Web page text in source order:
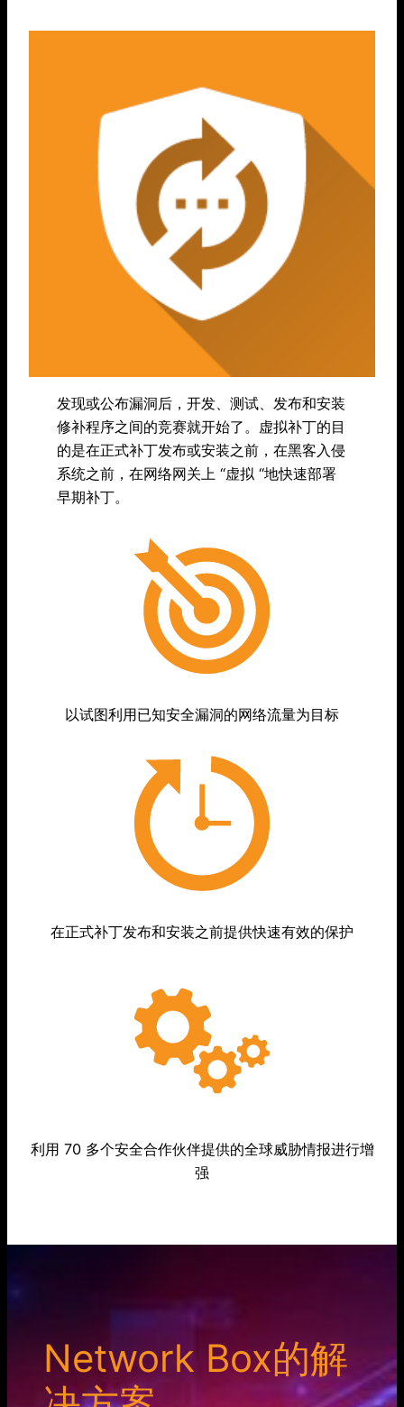
发现或公布漏洞后，开发、测试、发布和安装
修补程序之间的竞赛就开始了。虚拟补丁的目
的是在正式补丁发布或安装之前，在黑客入侵
系统之前，在网络网关上 “虚拟 “地快速部署
早期补丁。
以试图利用已知安全漏洞的网络流量为目标
在正式补丁发布和安装之前提供快速有效的保护
利用 70 多个安全合作伙伴提供的全球威胁情报进行增
强
Network Box的解